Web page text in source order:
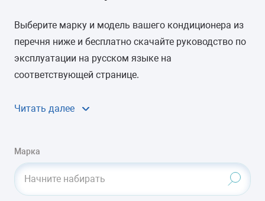
Выберите марку и модель вашего кондиционера из
перечня ниже и бесплатно скачайте руководство по
эксплуатации на русском языке на
соответствующей странице.
ремонту вашего кондиционера вы можете задать
страницы или в разделе
Читать далее
Марка
Начните набирать